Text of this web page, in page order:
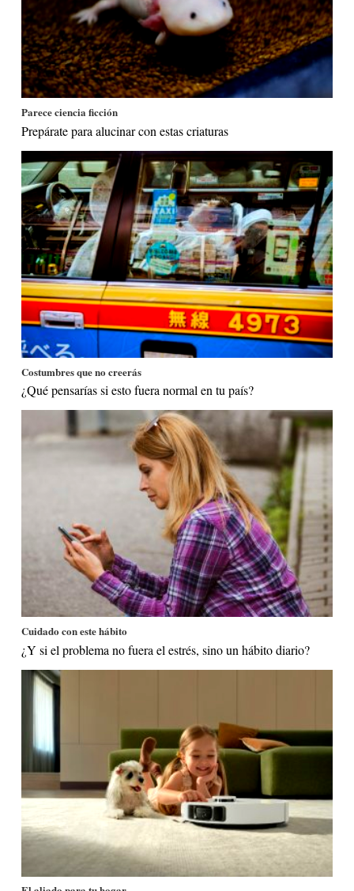
Parece ciencia ficción
Prepárate para alucinar con estas criaturas
Costumbres que no creerás
¿Qué pensarías si esto fuera normal en tu país?
Cuidado con este hábito
¿Y si el problema no fuera el estrés, sino un hábito diario?